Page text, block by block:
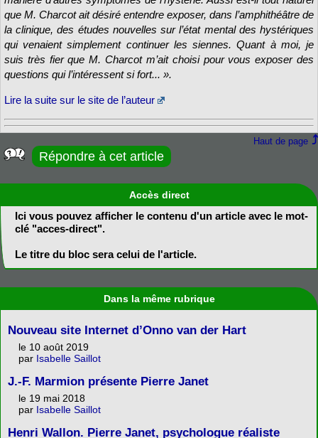
que M. Charcot ait désiré entendre exposer, dans l’amphithéâtre de
la clinique, des études nouvelles sur l’état mental des hystériques
qui venaient simplement continuer les siennes. Quant à moi, je
suis très fier que M. Charcot m’ait choisi pour vous exposer des
questions qui l’intéressent si fort... ».
Lire la suite sur le site de l’auteur
Haut de page
Répondre à cet article
Accès direct
Ici vous pouvez afficher le contenu d'un article avec le mot-
clé "acces-direct".
Le titre du bloc sera celui de l'article.
Dans la même rubrique
Nouveau site Internet d’Onno van der Hart
le 10 août 2019
par Isabelle Saillot
J.-F. Marmion présente Pierre Janet
le 19 mai 2018
par Isabelle Saillot
Henri Wallon. Pierre Janet, psychologue réaliste